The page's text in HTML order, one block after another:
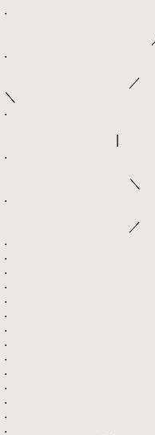
.
／ ─
.
／ （●）
＼ 嘘だ
.
| （__
.
＼ ｀
.
／
.
.
.
.
.
.
.
.
.
.
.
.
.
.